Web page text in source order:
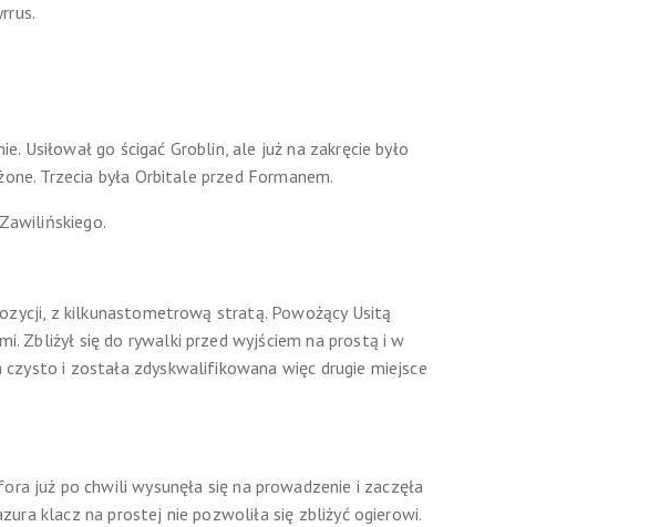
Usiłował go ścigać Groblin, ale już na zakręcie było
Trzecia była Orbitale przed Formanem.
z kilkunastometrową stratą. Powożący Usitą
Zbliżył się do rywalki przed wyjściem na prostą i w
czysto i została zdyskwalifikowana więc drugie miejsce
już po chwili wysunęła się na prowadzenie i zaczęła
klacz na prostej nie pozwoliła się zbliżyć ogierowi.